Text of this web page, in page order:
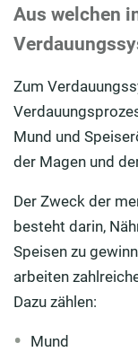
Aus welchen
Zum
Mund und
der Magen und
Der Zweck der
besteht darin,
Speisen zu
arbeiten
Dazu zählen:
Mund